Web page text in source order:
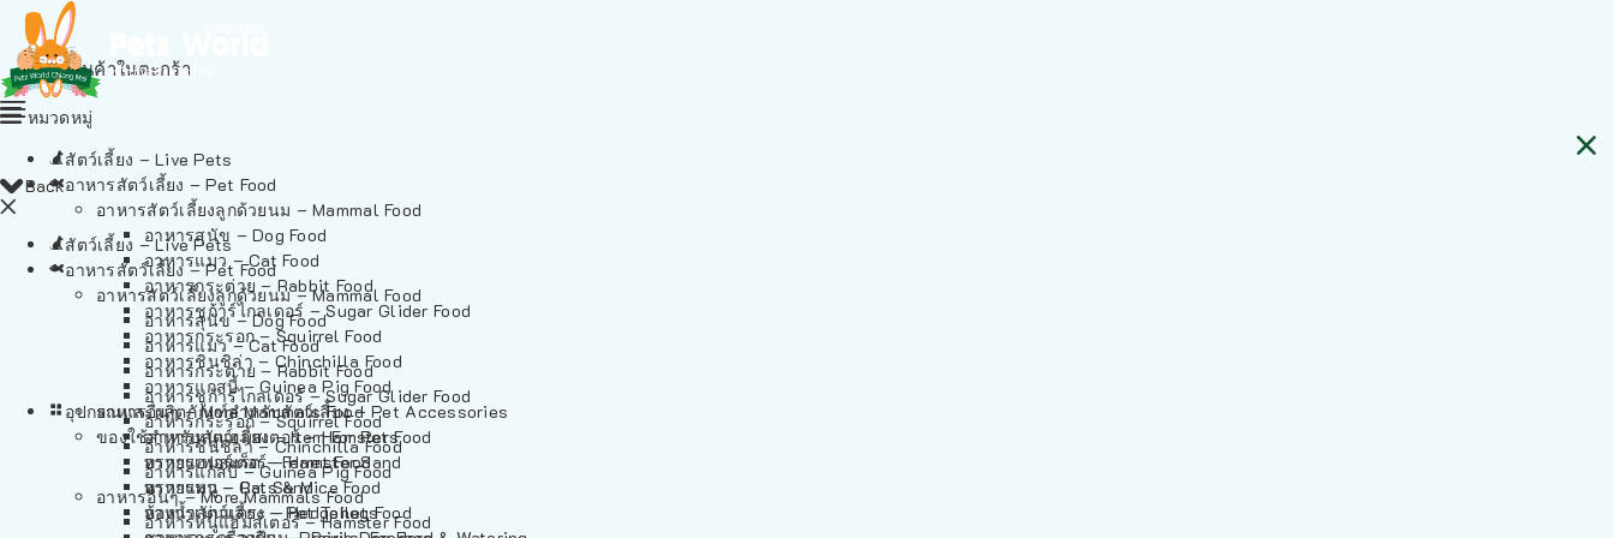
ไม่มีสินค้าในตะกร้า
Back
สัตว์เลี้ยง – Live Pets
อาหารสัตว์เลี้ยง – Pet Food
อาหารสัตว์เลี้ยงลูกด้วยนม – Mammal Food
อาหารสุนัข – Dog Food
อาหารแมว – Cat Food
อาหารกระต่าย – Rabbit Food
อาหารชูก้าร์ไกลเดอร์ – Sugar Glider Food
อาหารกระรอก – Squirrel Food
อาหารชินชิล่า – Chinchilla Food
อาหารแกสบี้ – Guinea Pig Food
อาหารอื่นๆ – More Mammals Food
อาหารหนูแฮมสเตอร์ – Hamster Food
หมวดหมู่
สัตว์เลี้ยง – Live Pets
อาหารสัตว์เลี้ยง – Pet Food
อาหารสัตว์เลี้ยงลูกด้วยนม – Mammal Food
อาหารสุนัข – Dog Food
อาหารแมว – Cat Food
อาหารกระต่าย – Rabbit Food
อาหารชูก้าร์ไกลเดอร์ – Sugar Glider Food
อาหารกระรอก – Squirrel Food
อาหารชินชิล่า – Chinchilla Food
อาหารแกสบี้ – Guinea Pig Food
อาหารอื่นๆ – More Mammals Food
อาหารหนูแฮมสเตอร์ – Hamster Food
อาหารเฟอร์เร็ต – Ferret Food
อาหารหนู – Rats & Mice Food
อาหารเม่นแคระ – Hedgehog Food
อุปกรณและผลิตภัณฑ์สำหรับสัตว์เลี้ยง – Pet Accessories
ของใช้สำหรับสัตว์เลี้ยง – Item For Pets
ทรายแฮมสเตอร์ – Hamster Sand
ทรายแมว – Cat Sand
ห้องน้ำสัตว์เลี้ยง – Pet Toilets